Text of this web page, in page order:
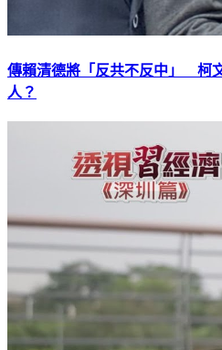
傳賴清德將「反共不反中」 柯
人？